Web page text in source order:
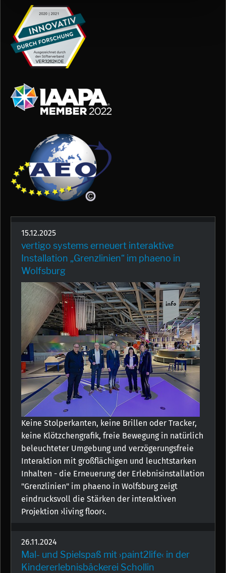
15.12.2025
vertigo systems erneuert interaktive
Installation „Grenzlinien“ im phaeno in
Wolfsburg
Keine Stolperkanten, keine Brillen oder Tracker,
keine Klötzchengrafik, freie Bewegung in natürlich
beleuchteter Umgebung und verzögerungsfreie
Interaktion mit großflächigen und leuchtstarken
Inhalten - die Erneuerung der Erlebnisinstallation
"Grenzlinien" im phaeno in Wolfsburg zeigt
eindrucksvoll die Stärken der interaktiven
Projektion ›living floor‹.
26.11.2024
Mal- und Spielspaß mit ›paint2life‹ in der
Kindererlebnisbäckerei Schollin